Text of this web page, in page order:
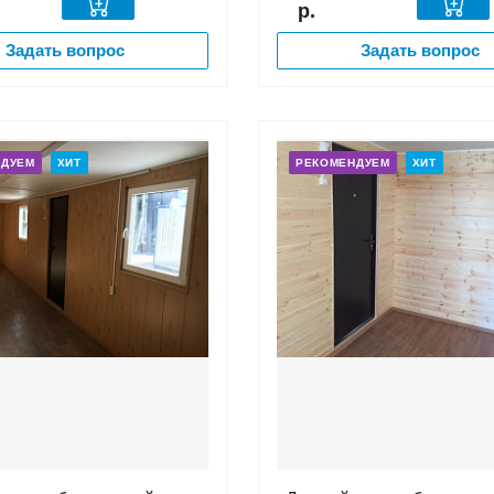
Задать вопрос
р.
Задать вопрос
ХИТ РЕКОМЕНДУЕМ ХИТ